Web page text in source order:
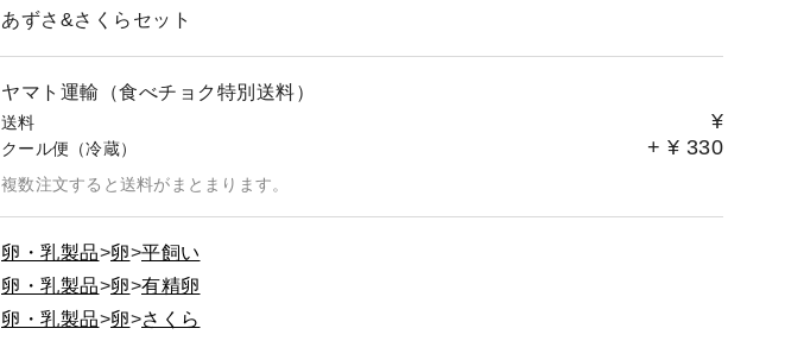
あずさ&さくらセット
ヤマト運輸（食べチョク特別送料）
送料 ¥
クール便（冷蔵） + ¥ 330
複数注文すると送料がまとまります。
卵・乳製品 卵
平飼い
卵・乳製品
卵
有精卵
卵・乳製品
卵
さくら